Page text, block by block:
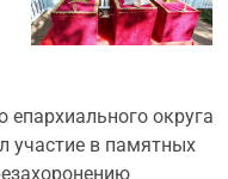
округа
участие в памятных